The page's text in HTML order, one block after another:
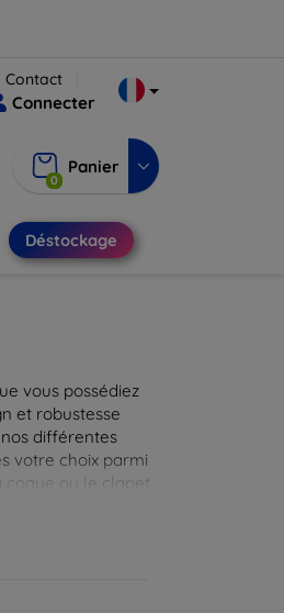
Contact
Connecter
0
Panier
Déstockage
vous possédiez
et robustesse
différentes
votre choix parmi
coque ou le clapet